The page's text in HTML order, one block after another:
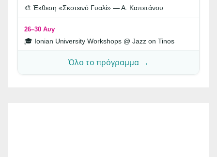
🎨 Έκθεση «Σκοτεινό Γυαλί» — Α. Καπετάνου
26–30 Αυγ
🎓 Ionian University Workshops @ Jazz on Tinos
Όλο το πρόγραμμα →